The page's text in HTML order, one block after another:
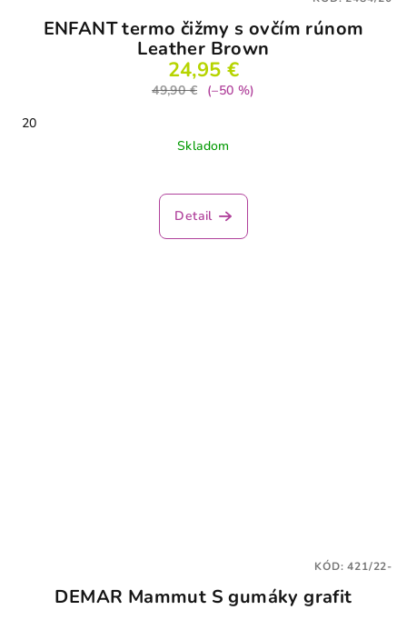
ENFANT termo čižmy s ovčím rúnom
Leather Brown
24,95 €
49,90 €
(–50 %)
20
Skladom
Detail
DEMAR Mammut S gumáky grafit
KÓD:421/22-